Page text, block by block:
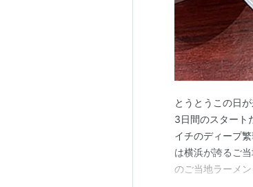
とうとうこの日
3日間のスタート
イチのディープ
は横浜が誇るご
のご当地ラーメ